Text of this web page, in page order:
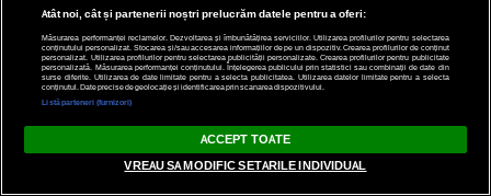
Foto:Maria Correia/Shutterstock
LIVE
Atât noi, cât și partenerii noștri prelucrăm datele pentru a oferi:
Măsurarea performanței reclamelor. Dezvoltarea și îmbunătățirea serviciilor. Utilizarea profilurilor pentru selectarea
conținutului personalizat. Stocarea și/sau accesarea informațiilor de pe un dispozitiv. Crearea profilurilor de conținut
personalizat. Utilizarea profilurilor pentru selectarea publicității personalizate. Crearea profilurilor pentru publicitate
personalizată. Măsurarea performanței conținutului. Înțelegerea publicului prin statistici sau combinații de date din
surse diferite. Utilizarea de date limitate pentru a selecta publicitatea. Utilizarea datelor limitate pentru a selecta
conținutul. Date precise de geolocație și identificarea prin scanarea dispozitivului.
Listă parteneri (furnizori)
ACCEPT TOATE
VREAU SA MODIFIC SETARILE INDIVIDUAL